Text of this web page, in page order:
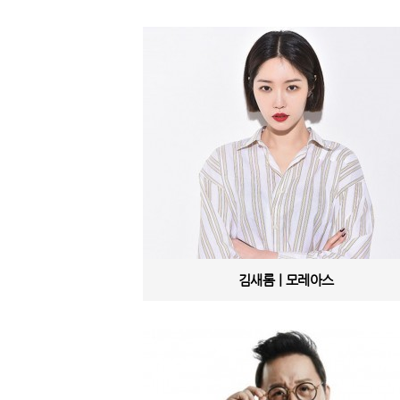
김새롬ㅣ모레아스